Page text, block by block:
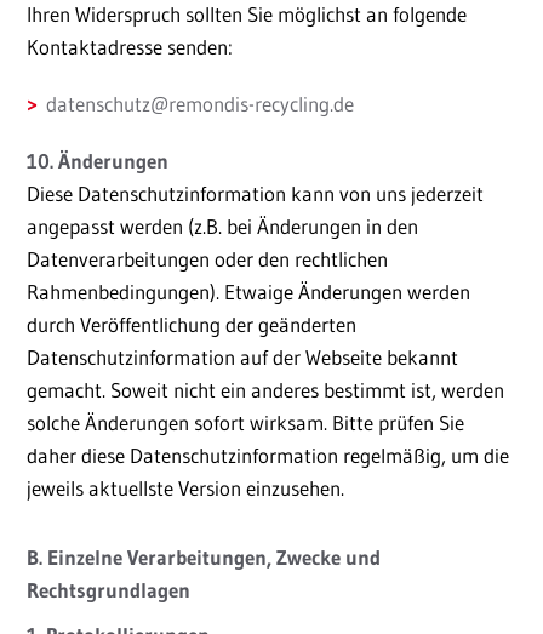
Ihren Widerspruch sollten Sie möglichst an folgende
Kontaktadresse senden:
datenschutz@remondis-recycling.de
10. Änderungen
Diese Datenschutzinformation kann von uns jederzeit
angepasst werden (z.B. bei Änderungen in den
Datenverarbeitungen oder den rechtlichen
Rahmenbedingungen). Etwaige Änderungen werden
durch Veröffentlichung der geänderten
Datenschutzinformation auf der Webseite bekannt
gemacht. Soweit nicht ein anderes bestimmt ist, werden
solche Änderungen sofort wirksam. Bitte prüfen Sie
daher diese Datenschutzinformation regelmäßig, um die
jeweils aktuellste Version einzusehen.
B. Einzelne Verarbeitungen, Zwecke und
Rechtsgrundlagen